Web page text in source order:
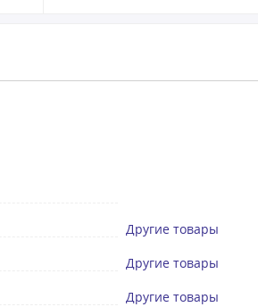
Другие товары
Другие товары
Другие товары